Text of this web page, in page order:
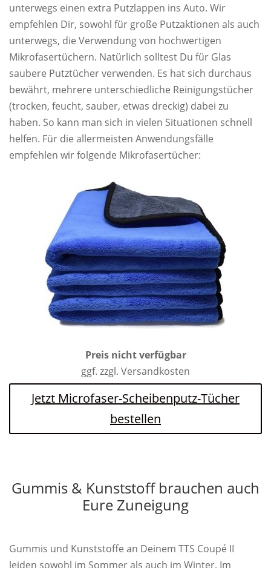
unterwegs einen extra Putzlappen ins Auto. Wir
empfehlen Dir, sowohl für große Putzaktionen als auch
unterwegs, die Verwendung von hochwertigen
Mikrofasertüchern. Natürlich solltest Du für Glas
saubere Putztücher verwenden. Es hat sich durchaus
bewährt, mehrere unterschiedliche Reinigungstücher
(trocken, feucht, sauber, etwas dreckig) dabei zu
haben. So kann man sich in vielen Situationen schnell
helfen. Für die allermeisten Anwendungsfälle
empfehlen wir folgende Mikrofasertücher:
Preis nicht verfügbar
ggf. zzgl. Versandkosten
Jetzt Microfaser-Scheibenputz-Tücher
bestellen
Gummis & Kunststoff brauchen auch
Eure Zuneigung
Gummis und Kunststoffe an Deinem TTS Coupé II
leiden sowohl im Sommer als auch im Winter. Im